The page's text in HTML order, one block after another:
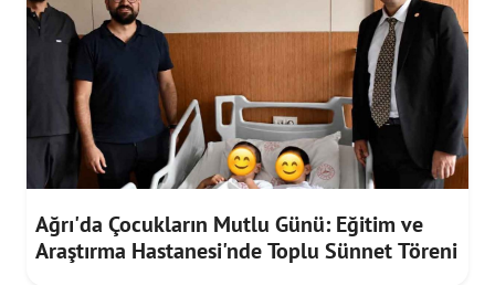
Ağrı'da Çocukların Mutlu Günü: Eğitim ve
Araştırma Hastanesi'nde Toplu Sünnet Töreni